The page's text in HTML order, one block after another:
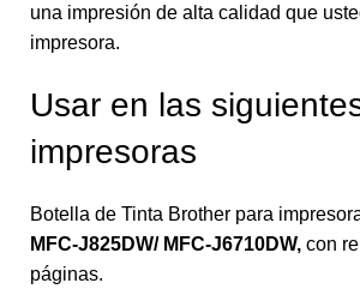
una impresión de alta calidad que
impresora.
Usar en las
impresoras
Botella de Tinta Brother para
MFC-J825DW/ MFC-J6710DW, con
páginas.